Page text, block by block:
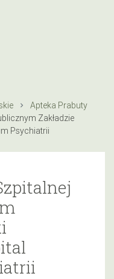
Apteka Prabuty
Zakładzie
Psychiatrii